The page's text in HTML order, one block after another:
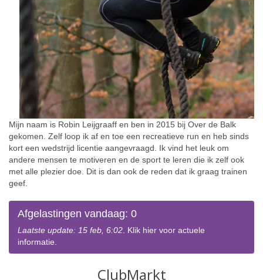
Mijn naam is Robin Leijgraaff en ben in 2015 bij Over de Balk
gekomen. Zelf loop ik af en toe een recreatieve run en heb sinds
kort een wedstrijd licentie aangevraagd. Ik vind het leuk om
andere mensen te motiveren en de sport te leren die ik zelf ook
met alle plezier doe. Dit is dan ook de reden dat ik graag trainen
geef.
Afgelastingen vandaag: 0
Laatste update: 15 feb, 6:02. Klik hier voor actuele
informatie.